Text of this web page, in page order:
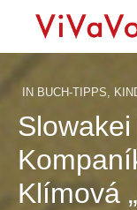
IN BUCH-TIPPS,
Klímová